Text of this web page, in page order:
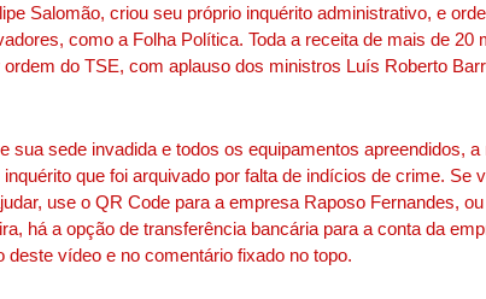
Salomão, criou seu próprio inquérito administrativo, e
como a Folha Política. Toda a receita de mais de 20
do TSE, com aplauso dos ministros Luís Roberto
sua sede invadida e todos os equipamentos apreendidos, a
que foi arquivado por falta de indícios de crime. Se
use o QR Code para a empresa Raposo Fernandes,
há a opção de transferência bancária para a conta da
vídeo e no comentário fixado no topo.